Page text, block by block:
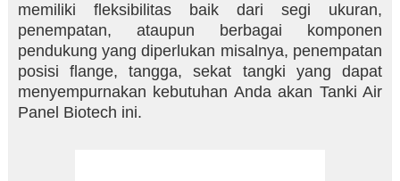
memiliki fleksibilitas baik dari segi ukuran,
penempatan, ataupun berbagai komponen
pendukung yang diperlukan misalnya, penempatan
posisi flange, tangga, sekat tangki yang dapat
menyempurnakan kebutuhan Anda akan Tanki Air
Panel Biotech ini.